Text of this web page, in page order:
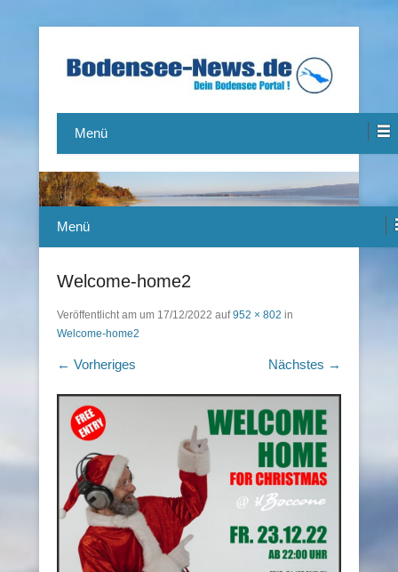
Bodensee-News.de
Menü
Menü
Welcome-home2
Veröffentlicht am um 17/12/2022 auf952 × 802 in
Welcome-home2
← Vorheriges Nächstes →